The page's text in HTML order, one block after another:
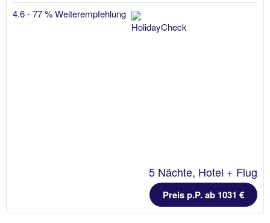
4.6 - 77 % Weiterempfehlung
5 Nächte, Hotel + Flug
Preis p.P. ab 1031 €